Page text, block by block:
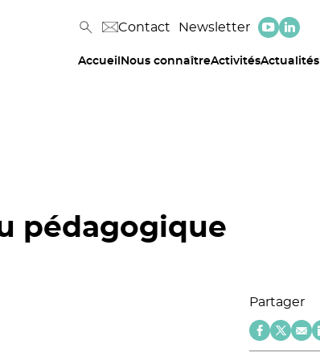
Contact Newsletter
Accueil Nous connaîtreActivitésActualités
pédagogique
Partager